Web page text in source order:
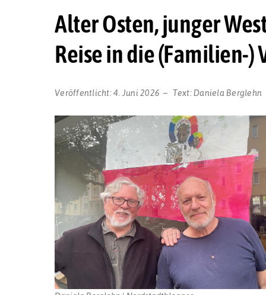
Alter Osten, junger
Reise in die (Familien-
Veröffentlicht:4. Juni 2026 Text:Daniela Berglehn